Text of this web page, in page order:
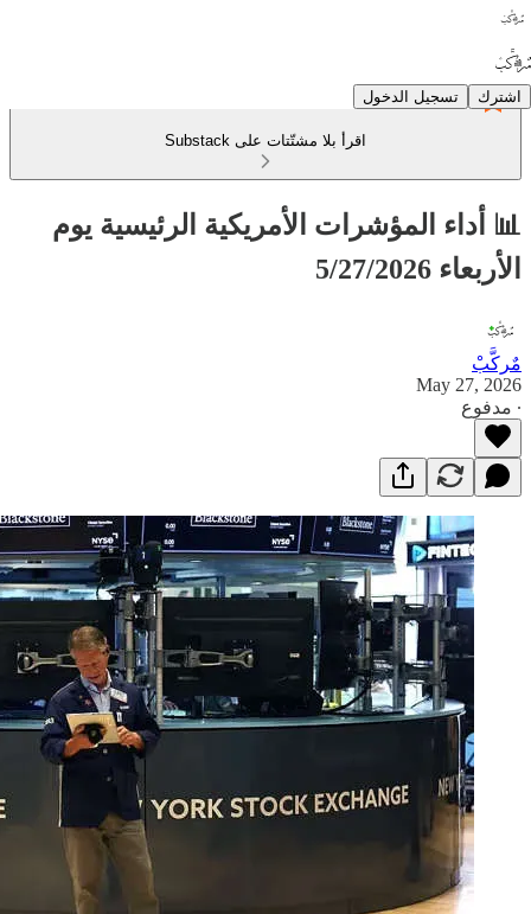
اشترك تسجيل الدخول
اقرأ بلا مشتّتات على Substack
📊 أداء المؤشرات الأمريكية الرئيسية يوم
الأربعاء 5/27/2026
مٌركَّبْ
May 27, 2026
∙ مدفوع